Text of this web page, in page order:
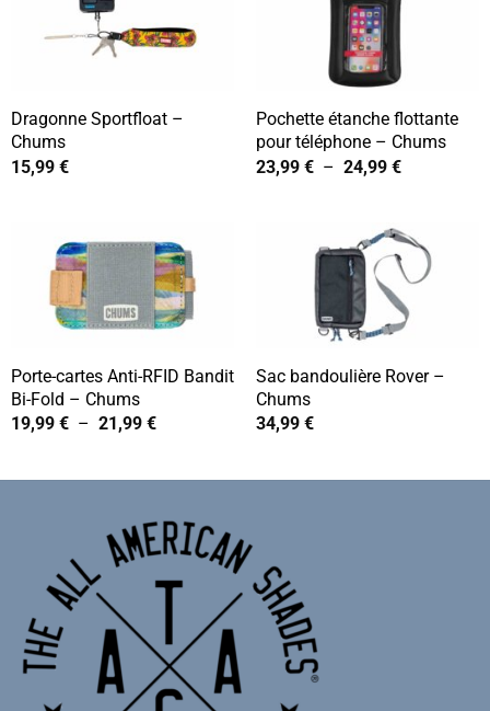
Dragonne Sportfloat –
Chums
15,99 €
Pochette étanche flottante
pour téléphone – Chums
23,99 € – 24,99 €Plage
à
24,99 €
Porte-cartes Anti-RFID Bandit
Bi-Fold – Chums
19,99 € – 21,99 €Plage
19,99 €
Sac bandoulière Rover –
Chums
34,99 €